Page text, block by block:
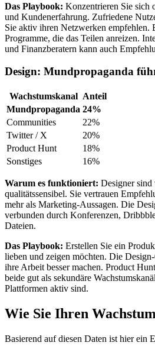
Das Playbook: Konzentrieren Sie sich
und Kundenerfahrung. Zufriedene
Sie aktiv ihren Netzwerken empfehlen.
Programme, die das Teilen anreizen.
und Finanzberatern kann auch
Design: Mundpropaganda
Wachstumskanal Anteil
Mundpropaganda 24%
Communities
22%
Twitter / X
20%
Product Hunt
18%
Sonstiges
16%
Warum es funktioniert: Designer
qualitätssensibel. Sie vertrauen
mehr als Marketing-Aussagen. Die
verbunden durch Konferenzen,
Dateien.
Das Playbook: Erstellen Sie ein
lieben und zeigen möchten. Die
ihre Arbeit besser machen. Product
beide gut als sekundäre
Plattformen aktiv sind.
Wie Sie Ihren
Basierend auf diesen Daten ist hier ein